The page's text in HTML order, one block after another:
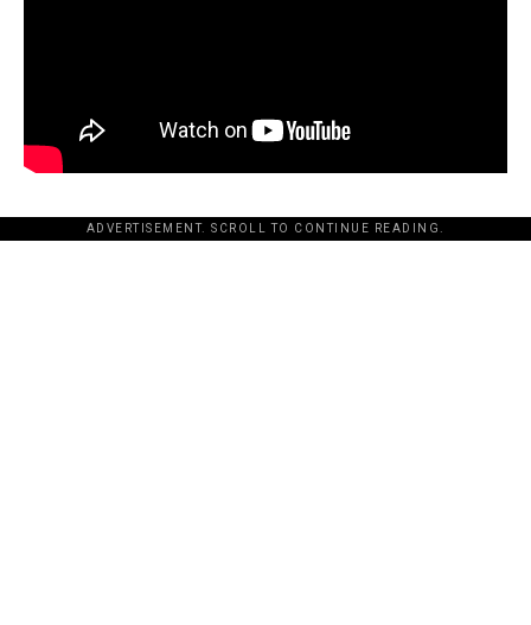
ADVERTISEMENT. SCROLL TO CONTINUE READING.